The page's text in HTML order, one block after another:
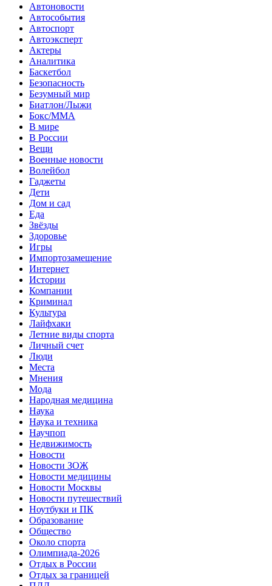
Автоновости
Автособытия
Автоспорт
Автоэксперт
Актеры
Аналитика
Баскетбол
Безопасность
Безумный мир
Биатлон/Лыжи
Бокс/MMA
В мире
В России
Вещи
Военные новости
Волейбол
Гаджеты
Дети
Дом и сад
Еда
Звёзды
Здоровье
Игры
Импортозамещение
Интернет
Истории
Компании
Криминал
Культура
Лайфхаки
Летние виды спорта
Личный счет
Люди
Места
Мнения
Мода
Народная медицина
Наука
Наука и техника
Научпоп
Недвижимость
Новости
Новости ЗОЖ
Новости медицины
Новости Москвы
Новости путешествий
Ноутбуки и ПК
Образование
Общество
Около спорта
Олимпиада-2026
Отдых в России
Отдых за границей